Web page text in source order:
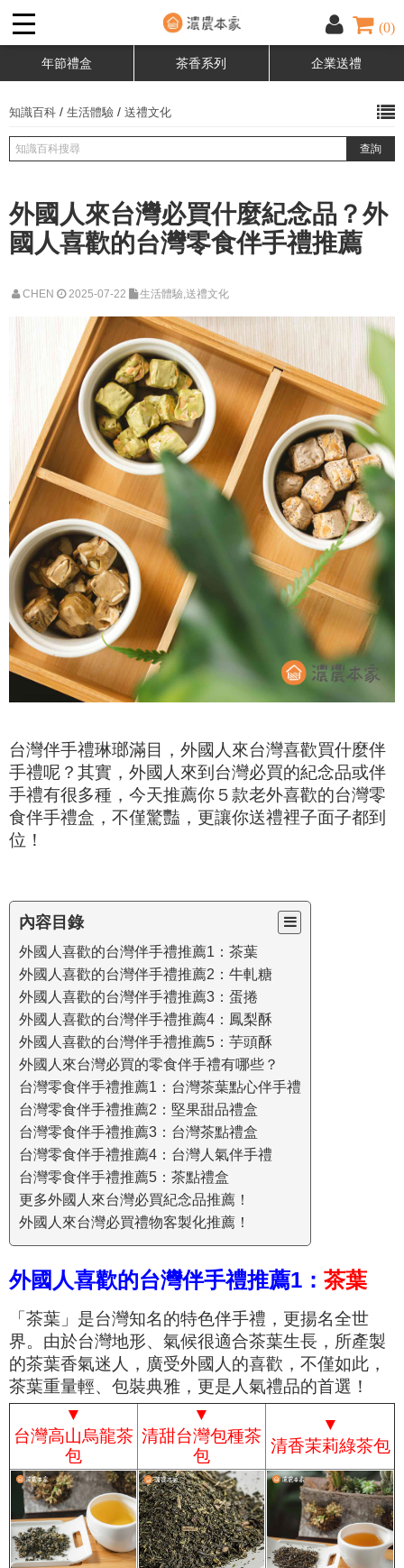
(0)
年節禮盒 茶香系列 企業送禮
知識百科 / 生活體驗 / 送禮文化
外國人來台灣必買什麼紀念品？外
國人喜歡的台灣零食伴手禮推薦
CHEN 2025-07-22 生活體驗,送禮文化
台灣伴手禮琳瑯滿目， 外國人來台灣喜歡買什麼伴
手禮呢？其實，外國人來到台灣必買的紀念品或伴
手禮有很多種， 今天推薦你５款老外喜歡的台灣零
食伴手禮盒，不僅驚豔，更讓你送禮裡子面子都到
位！
內容目錄
外國人喜歡的台灣伴手禮推薦1：茶葉
外國人喜歡的台灣伴手禮推薦2：牛軋糖
外國人喜歡的台灣伴手禮推薦3：蛋捲
外國人喜歡的台灣伴手禮推薦4：鳳梨酥
外國人喜歡的台灣伴手禮推薦5：芋頭酥
外國人來台灣必買的零食伴手禮有哪些？
台灣零食伴手禮推薦1：台灣茶葉點心伴手禮
台灣零食伴手禮推薦2：堅果甜品禮盒
台灣零食伴手禮推薦3：台灣茶點禮盒
台灣零食伴手禮推薦4：台灣人氣伴手禮
台灣零食伴手禮推薦5：茶點禮盒
更多外國人來台灣必買紀念品推薦！
外國人來台灣必買禮物客製化推薦！
外國人喜歡的台灣伴手禮推薦1： 茶葉
「茶葉」是台灣知名的特色伴手禮，更揚名全世
界。由於台灣地形、氣候很適合茶葉生長，所產製
的茶葉香氣迷人，廣受外國人的喜歡，不僅如此，
茶葉重量輕、包裝典雅，更是人氣禮品的首選！
▼
台灣高山烏龍茶
包
▼
清甜台灣包種茶
包
▼
清香茉莉綠茶包